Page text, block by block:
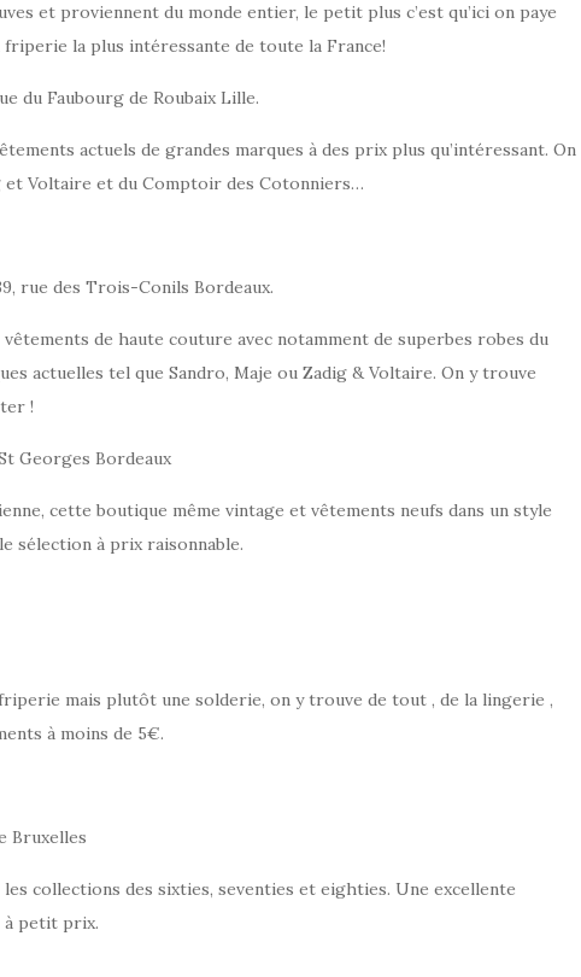
et proviennent du monde entier, le petit plus c’est qu’ici on paye
friperie la plus intéressante de toute la France!
du Faubourg de Roubaix Lille.
actuels de grandes marques à des prix plus qu’intéressant. On
Voltaire et du Comptoir des Cotonniers…
rue des Trois-Conils Bordeaux.
de haute couture avec notamment de superbes robes du
actuelles tel que Sandro, Maje ou Zadig & Voltaire. On y trouve
!
Georges Bordeaux
cette boutique même vintage et vêtements neufs dans un style
sélection à prix raisonnable.
mais plutôt une solderie, on y trouve de tout , de la lingerie ,
à moins de 5€.
Bruxelles
collections des sixties, seventies et eighties. Une excellente
à petit prix.